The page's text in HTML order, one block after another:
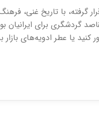
گرفته، با تاریخ غنی،
گردشگری برای ایرانیان
یا عطر ادویه‌های بازار